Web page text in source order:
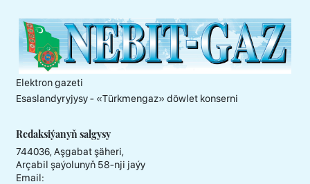
Elektron gazeti
Esaslandyryjysy - «Тürkmengaz» döwlet konserni
Redaksiýanyň salgysy
744036, Aşgabat şäheri,
Arçabil şaýolunyň 58-nji jaýy
Email: